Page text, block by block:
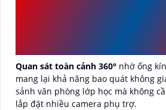
Quan sát toàn cảnh 360° nhờ ống
mang lại khả năng bao quát không
sảnh văn phòng lớp học mà không
lắp đặt nhiều camera phụ trợ.